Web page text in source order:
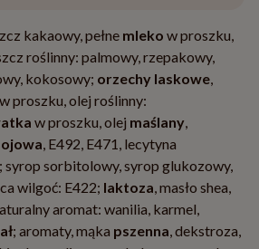
kakaowy, pełne mleko w proszku,
roślinny: palmowy, rzepakowy,
kokosowy; orzechy laskowe,
w proszku, olej roślinny:
w proszku, olej maślany,
, E492, E471, lecytyna
syrop sorbitolowy, syrop glukozowy,
wilgoć: E422; laktoza, masło shea,
aromat: wanilia, karmel,
; aromaty, mąka pszenna, dekstroza,